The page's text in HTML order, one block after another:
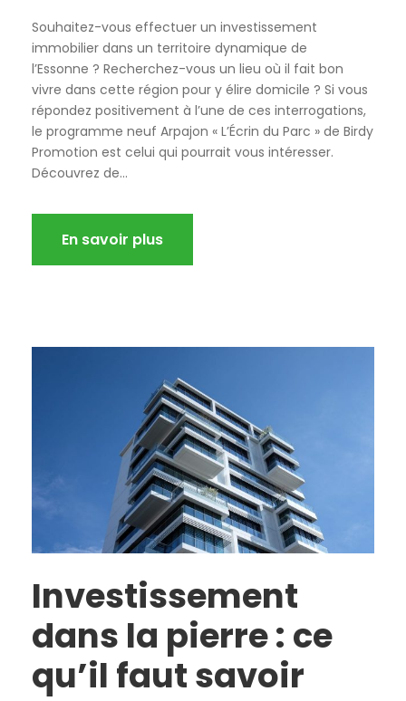
Souhaitez-vous effectuer un investissement
immobilier dans un territoire dynamique de
l’Essonne ? Recherchez-vous un lieu où il fait bon
vivre dans cette région pour y élire domicile ? Si vous
répondez positivement à l’une de ces interrogations,
le programme neuf Arpajon « L’Écrin du Parc » de Birdy
Promotion est celui qui pourrait vous intéresser.
Découvrez de...
En savoir plus
Investissement
dans la pierre : ce
qu’il faut savoir